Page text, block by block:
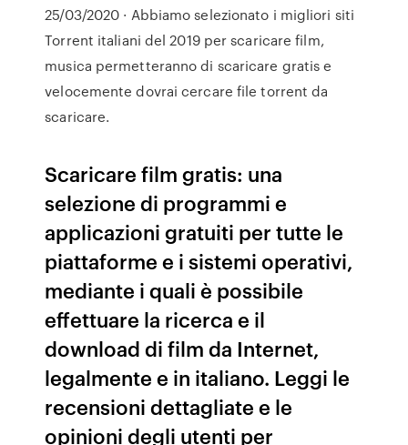
25/03/2020 · Abbiamo selezionato i migliori siti
Torrent italiani del 2019 per scaricare film,
musica permetteranno di scaricare gratis e
velocemente dovrai cercare file torrent da
scaricare.
Scaricare film gratis: una
selezione di programmi e
applicazioni gratuiti per tutte le
piattaforme e i sistemi operativi,
mediante i quali è possibile
effettuare la ricerca e il
download di film da Internet,
legalmente e in italiano. Leggi le
recensioni dettagliate e le
opinioni degli utenti per